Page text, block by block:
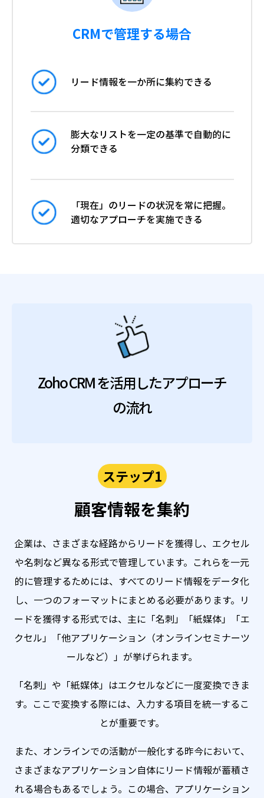
CRMで管理する場合
リード情報を一か所に集約できる
膨大なリストを一定の基準で自動的に
分類できる
「現在」のリードの状況を常に把握。
適切なアプローチを実施できる
Zoho CRM を活用したアプローチ
の流れ
ステップ1
顧客情報を集約
企業は、さまざまな経路からリードを獲得し、エクセル
や名刺など異なる形式で管理しています。 これらを一元
的に管理するためには、すべてのリード情報をデータ化
し、一つのフォーマットにまとめる必要があります。 リ
ードを獲得する形式では、主に「名刺」「紙媒体」「エ
クセル」「他アプリケーション（オンラインセミナーツ
ールなど）」が挙げられます。
「名刺」や「紙媒体」はエクセルなどに一度変換できま
す。ここで変換する際には、入力する項目を統一するこ
とが重要です。
また、オンラインでの活動が一般化する昨今において、
さまざまなアプリケーション自体にリード情報が蓄積さ
れる場合もあるでしょう。 この場合、アプリケーション